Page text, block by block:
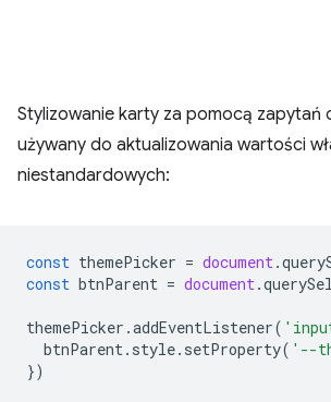
Stylizowanie karty za pomocą zapytań
używany do aktualizowania wartości
niestandardowych:
const themePicker = document.
const btnParent = document.
themePicker .addEventListener(
btnParent. style. setProperty( '--
})